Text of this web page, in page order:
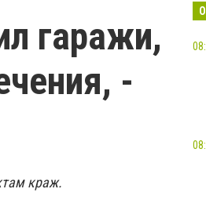
гаражи,
-
краж.